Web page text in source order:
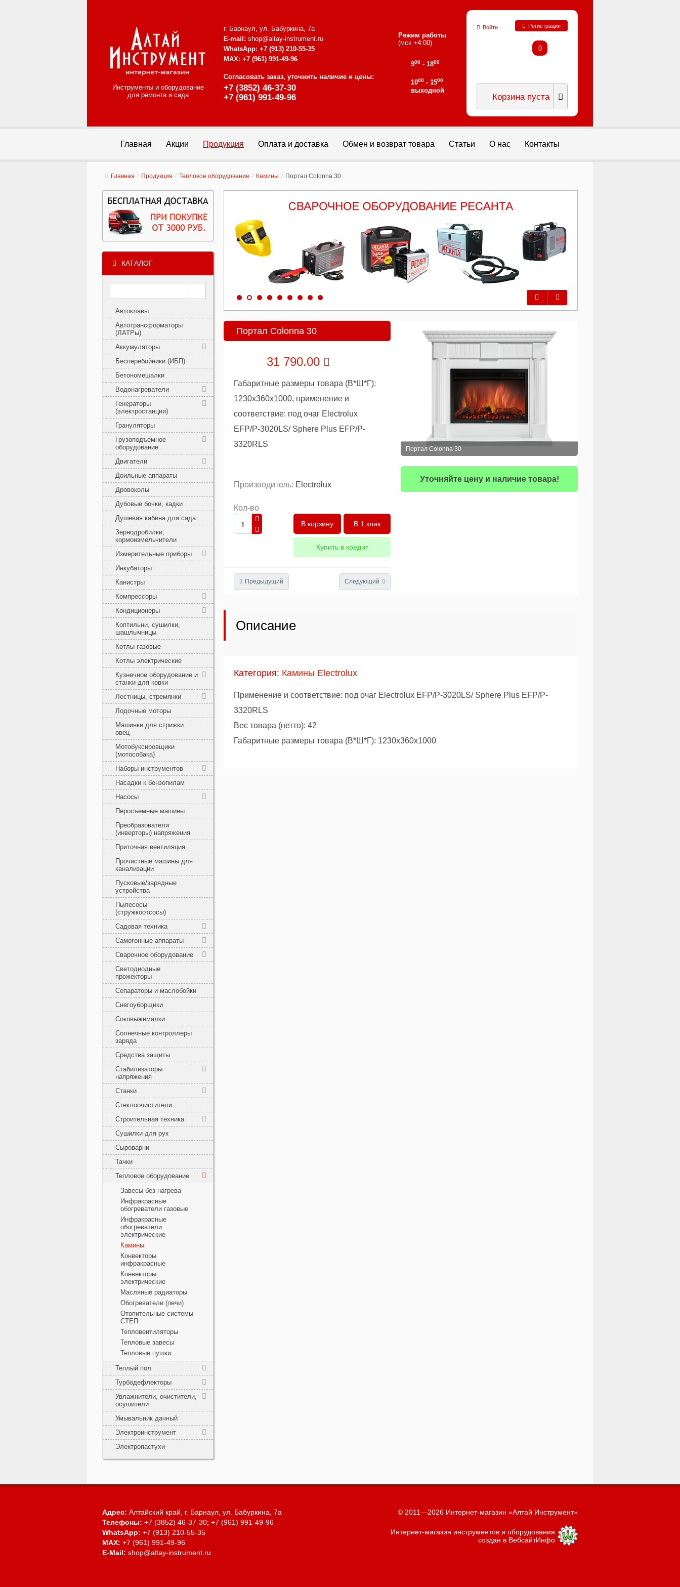
Инструменты и оборудование
для ремонта и сада
г. Барнаул, ул. Бабуркина, 7а
E-mail: shop@altay-instrument.ru
WhatsApp: +7 (913) 210-55-35
MAX: +7 (961) 991-49-96
Согласовать заказ, уточнить наличие и цены:
+7 (3852) 46-37-30
+7 (961) 991-49-96
Режим работы
(мск +4:00)
900 - 1800
1000 - 1500
выходной
Войти Регистрация
0
Корзина пуста
Главная Акции Продукция Оплата и доставка Обмен и возврат товара Статьи О нас Контакты
Главная / Продукция / Тепловое оборудование / Камины / Портал Colonna 30
КАТАЛОГ
Автоклавы
Автотрансформаторы
(ЛАТРы)
Аккумуляторы
Бесперебойники (ИБП)
Бетономешалки
Водонагреватели
Генераторы
(электростанции)
Грануляторы
Грузоподъемное
оборудование
Двигатели
Доильные аппараты
Дровоколы
Дубовые бочки, кадки
Душевая кабина для сада
Зернодробилки,
кормоизмельчители
Измерительные приборы
Инкубаторы
Канистры
Компрессоры
Кондиционеры
Коптильни, сушилки,
шашлычницы
Котлы газовые
Котлы электрические
Кузнечное оборудование и
станки для ковки
Лестницы, стремянки
Лодочные моторы
Машинки для стрижки
овец
Мотобуксировщики
(мотособака)
Наборы инструментов
Насадки к бензопилам
Насосы
Перосъемные машины
Преобразователи
(инверторы) напряжения
Приточная вентиляция
Прочистные машины для
канализации
Пусковые/зарядные
устройства
Пылесосы
(стружкоотсосы)
Садовая техника
Самогонные аппараты
Сварочное оборудование
Светодиодные
прожекторы
Сепараторы и маслобойки
Снегоуборщики
Соковыжималки
Солнечные контроллеры
заряда
Средства защиты
Стабилизаторы
напряжения
Станки
Стеклоочистители
Строительная техника
Сушилки для рук
Сыроварни
Тачки
Тепловое оборудование
Завесы без нагрева
Инфракрасные
обогреватели газовые
Инфракрасные
обогреватели
электрические
Камины
Конвекторы
инфракрасные
Конвекторы
электрические
Масляные радиаторы
Обогреватели (печи)
Отопительные системы
СТЕП
Тепловентиляторы
Тепловые завесы
Тепловые пушки
Теплый пол
Турбодефлекторы
Увлажнители, очистители,
осушители
Умывальник дачный
Электроинструмент
Электропастухи
Предыдущий
Следующий
Портал Colonna 30
31 790.00
Габаритные размеры товара (В*Ш*Г):
1230х360х1000, применение и
соответствие: под очаг Electrolux
EFP/P-3020LS/ Sphere Plus EFP/P-
3320RLS
Производитель: Electrolux
Кол-во
В 1 клик
Купить в кредит
Предыдущий Следующий
Портал Colonna 30
Уточняйте цену и наличие товара!
Описание
Категория: Камины Electrolux
Применение и соответствие: под очаг Electrolux EFP/P-3020LS/ Sphere Plus EFP/P-
3320RLS
Вес товара (нетто): 42
Габаритные размеры товара (В*Ш*Г): 1230х360х1000
Адрес: Алтайский край, г. Барнаул, ул. Бабуркина, 7а
Телефоны: +7 (3852) 46-37-30; +7 (961) 991-49-96
WhatsApp: +7 (913) 210-55-35
MAX: +7 (961) 991-49-96
E-Mail: shop@altay-instrument.ru
© 2011—2026 Интернет-магазин «Алтай Инструмент»
Интернет-магазин инструментов и оборудования
создан в ВебсайтИнфо